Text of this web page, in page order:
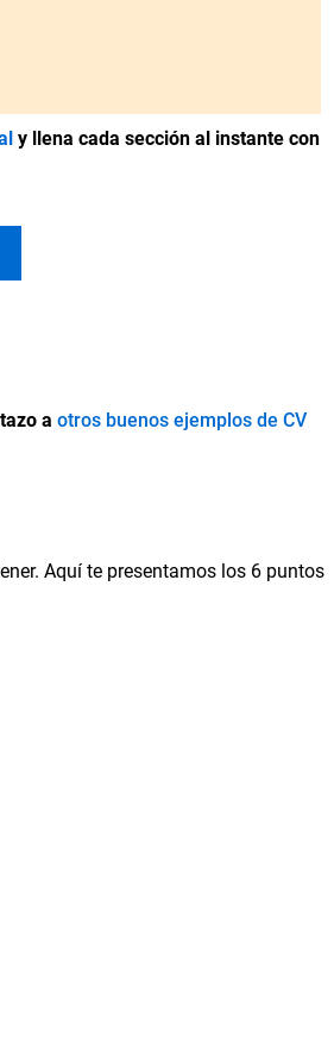
y llena cada sección al instante con
a otros buenos ejemplos de CV
Aquí te presentamos los 6 puntos